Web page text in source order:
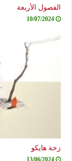
الأربعة
10/07/
13/06/